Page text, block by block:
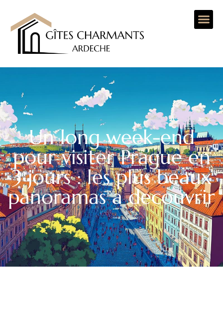
Un long week-end
pour visiter Prague en
3 jours : les plus beaux
panoramas a decouvrir